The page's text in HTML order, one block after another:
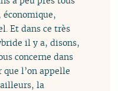
Et dans ce très
il y a, disons,
concerne dans
l’on appelle
la